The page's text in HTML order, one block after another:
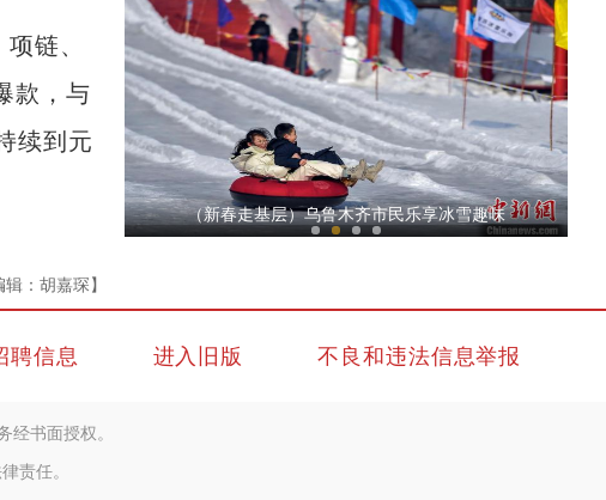
链、
款，与
续到元
辑：胡嘉琛】
【新春纪事】新疆喀什等地多彩活动迎春节
（新春走基层）乌鲁木齐市民乐享冰雪趣味
聘信息 进入旧版 不良和违法信息举报
经书面授权。
责任。